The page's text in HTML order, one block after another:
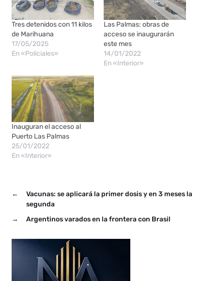
Tres detenidos con 11 kilos
de Marihuana
17/05/2025
En «Policiales»
Las Palmas: obras de
acceso se inaugurarán
este mes
14/01/2022
En «Interior»
Inauguran el acceso al
Puerto Las Palmas
25/01/2022
En «Interior»
←
Vacunas: se aplicará la primer dosis y en 3 meses la
segunda
→
Argentinos varados en la frontera con Brasil